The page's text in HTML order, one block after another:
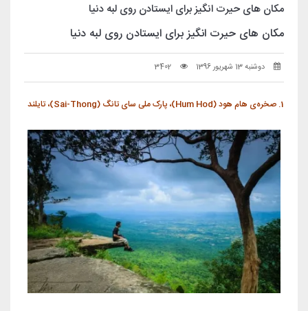
مکان های حیرت انگیز برای ایستادن روی لبه دنیا
مکان های حیرت انگیز برای ایستادن روی لبه دنیا
دوشنبه 13 شهریور 1396 3402
1. صخره‌ی هام هود (Hum Hod)، پارک ملی سای تانگ (Sai-Thong)، تایلند